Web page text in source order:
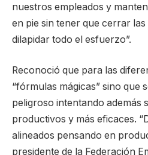
nuestros empleados y
en pie sin tener que cerrar
dilapidar todo el esfuerzo”.
Reconoció que para las
“fórmulas mágicas” sino que
peligroso intentando además
productivos y más eficaces.
alineados pensando en
presidente de la Federación